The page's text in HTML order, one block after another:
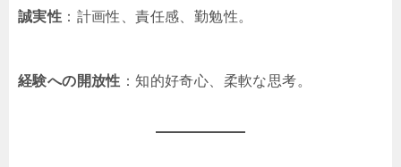
誠実性 ：計画性、責任感、勤勉性。
経験への開放性 ：知的好奇心、柔軟な思考。